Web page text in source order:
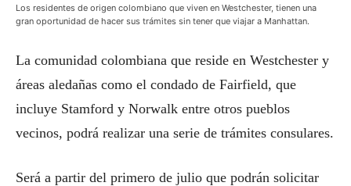
Los residentes de origen colombiano que viven en Westchester, tienen una
gran oportunidad de hacer sus trámites sin tener que viajar a Manhattan.
La comunidad colombiana que reside en Westchester y
áreas aledañas como el condado de Fairfield, que
incluye Stamford y Norwalk entre otros pueblos
vecinos, podrá realizar una serie de trámites consulares.
Será a partir del primero de julio que podrán solicitar